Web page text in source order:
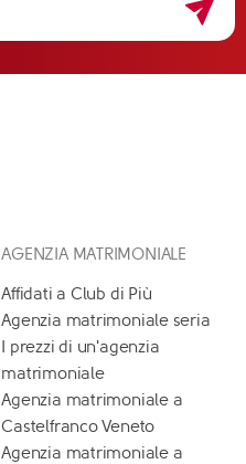
AGENZIA MATRIMONIALE
Affidati a Club di Più
Agenzia matrimoniale seria
I prezzi di un'agenzia
matrimoniale
Agenzia matrimoniale a
Castelfranco Veneto
Agenzia matrimoniale a